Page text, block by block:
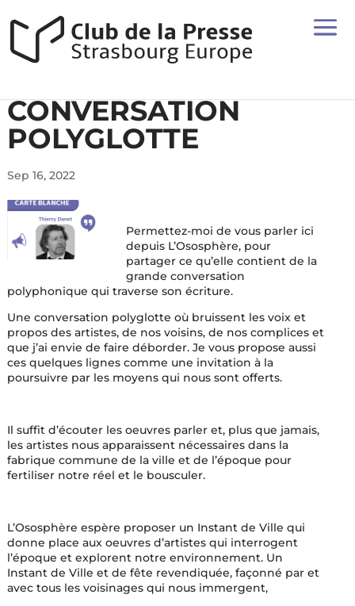
CONVERSATION
POLYGLOTTE
Sep 16, 2022
Permettez-moi de vous parler ici
depuis L’Ososphère, pour
partager ce qu’elle contient de la
grande conversation
polyphonique qui traverse son écriture.
Une conversation polyglotte où bruissent les voix et
propos des artistes, de nos voisins, de nos complices et
que j’ai envie de faire déborder. Je vous propose aussi
ces quelques lignes comme une invitation à la
poursuivre par les moyens qui nous sont offerts.
Il suffit d’écouter les oeuvres parler et, plus que jamais,
les artistes nous apparaissent nécessaires dans la
fabrique commune de la ville et de l’époque pour
fertiliser notre réel et le bousculer.
L’Ososphère espère proposer un Instant de Ville qui
donne place aux oeuvres d’artistes qui interrogent
l’époque et explorent notre environnement. Un
Instant de Ville et de fête revendiquée, façonné par et
avec tous les voisinages qui nous immergent,